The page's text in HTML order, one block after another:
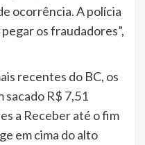
ocorrência. A polícia
os fraudadores”,
recentes do BC, os
sacado R$ 7,51
a Receber até o fim
em cima do alto